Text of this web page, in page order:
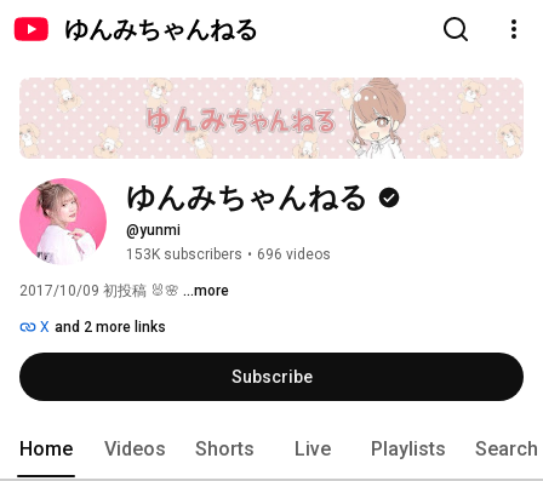
ゆんみちゃんねる
ゆんみちゃんねる
@yunmi
153K subscribers • 696 videos
2017/10/09 初投稿 🐰🌸 ...more
X and 2 more links
Subscribe
Home Videos Shorts Live Playlists Search